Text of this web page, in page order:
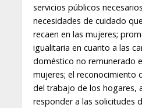
servicios públicos
necesidades de cuidado
recaen en las mujeres;
igualitaria en cuanto a las
doméstico no remunerado
mujeres; el reconocimiento
del trabajo de los hogares,
responder a las solicitudes